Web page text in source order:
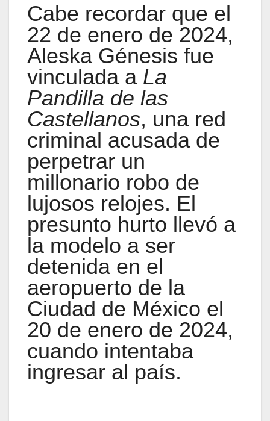
Cabe recordar que el
22 de enero de 2024,
Aleska Génesis fue
vinculada a La
Pandilla de las
Castellanos, una red
criminal acusada de
perpetrar un
millonario robo de
lujosos relojes. El
presunto hurto llevó a
la modelo a ser
detenida en el
aeropuerto de la
Ciudad de México el
20 de enero de 2024,
cuando intentaba
ingresar al país.